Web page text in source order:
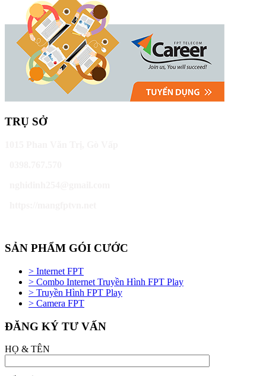
TRỤ SỞ
SẢN PHẨM GÓI CƯỚC
> Internet FPT
> Combo Internet Truyền Hình FPT Play
> Truyền Hình FPT Play
> Camera FPT
ĐĂNG KÝ TƯ VẤN
HỌ & TÊN